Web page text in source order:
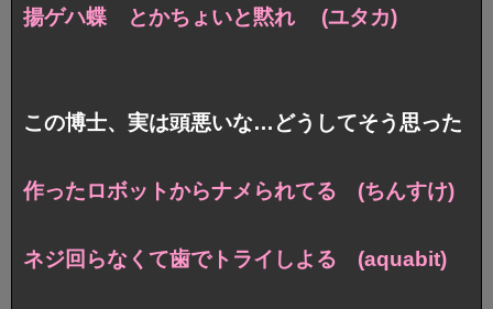
揚ゲハ蝶 とかちょいと黙れ (ユタカ)
この博士、実は頭悪いな…どうしてそう思った
作ったロボットからナメられてる (ちんすけ)
ネジ回らなくて歯でトライしよる (aquabit)